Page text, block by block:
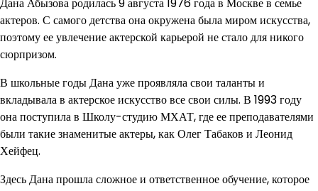
Дана Абызова родилась 9 августа 1976 года в Москве в семье
актеров. С самого детства она окружена была миром искусства,
поэтому ее увлечение актерской карьерой не стало для никого
сюрпризом.
В школьные годы Дана уже проявляла свои таланты и
вкладывала в актерское искусство все свои силы. В 1993 году
она поступила в Школу-студию МХАТ, где ее преподавателями
были такие знаменитые актеры, как Олег Табаков и Леонид
Хейфец.
Здесь Дана прошла сложное и ответственное обучение, которое